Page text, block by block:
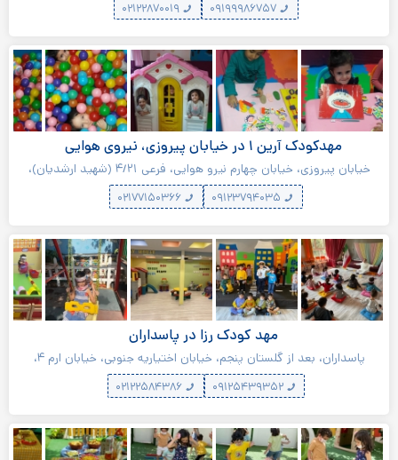
مهدکودک آرین ۱ در خیابان پیروزی، نیروی هوایی
خیابان پیروزی، خیابان چهارم نیرو هوایی، فرعی ۴/۲۱ (شهید ارشدیان)،
سرای محله پیروزی
مهد کودک رزا در پاسداران
پاسداران، بعد از گلستان پنجم، خیابان اختیاریه جنوبی، خیابان ارم ۴،
خیابان هاتف اصفهانی، خیابان سلیمانیه، پلاک ۱۴
۰۹۱۲۵۴۳۹۳۵۲ ۰۲۱۲۲۵۸۴۳۸۶